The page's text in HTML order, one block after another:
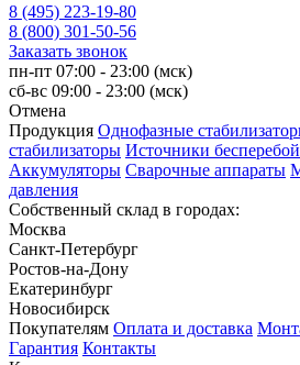
8 (495) 223-19-80
8 (800) 301-50-56
Заказать звонок
пн-пт 07:00 - 23:00 (мск)
сб-вс 09:00 - 23:00 (мск)
Отмена
Продукция Однофазные
стабилизаторы Источники
Аккумуляторы Сварочные аппараты
давления
Собственный склад в городах:
Москва
Санкт-Петербург
Ростов-на-Дону
Екатеринбург
Новосибирск
Покупателям Оплата и доставка
Гарантия Контакты